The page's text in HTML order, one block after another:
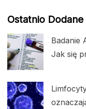
Ostatnio
Badanie
Jak się